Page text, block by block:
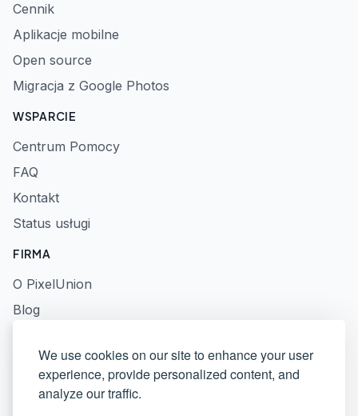
We use cookies on our site to enhance your user
experience, provide personalized content, and
analyze our traffic.
Cennik
Aplikacje mobilne
Open source
Migracja z Google Photos
WSPARCIE
Centrum Pomocy
FAQ
Kontakt
Status usługi
FIRMA
O PixelUnion
Blog
Polityka prywatności
Regulamin